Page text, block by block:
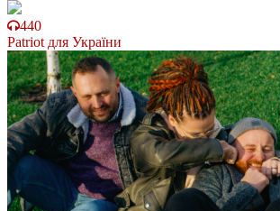
440
Patriot для України